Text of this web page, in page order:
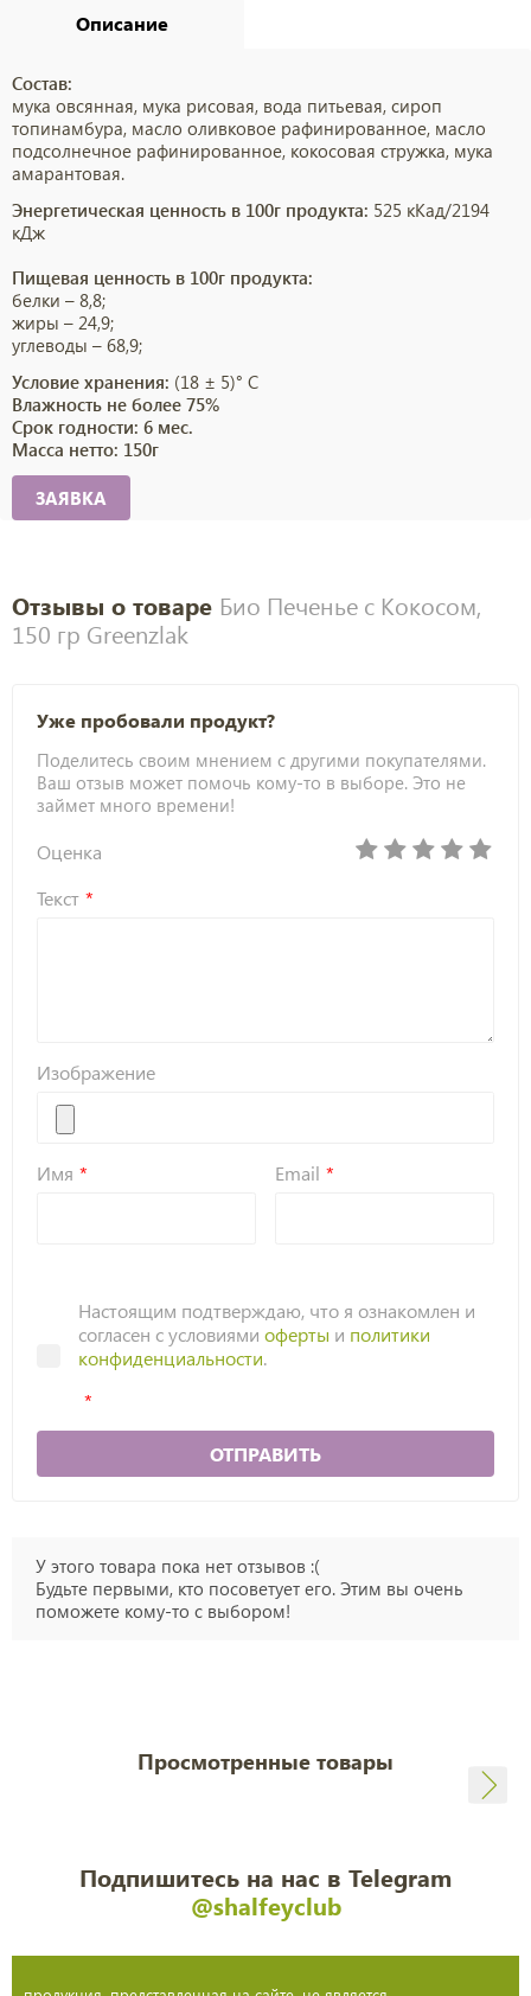
Описание
Состав:
мука овсянная, мука рисовая, вода питьевая, сироп
топинамбура, масло оливковое рафинированное, масло
подсолнечное рафинированное, кокосовая стружка, мука
амарантовая.
Энергетическая ценность в 100г продукта: 525 кКад/2194
кДж
Пищевая ценность в 100г продукта:
белки – 8,8;
жиры – 24,9;
углеводы – 68,9;
Условие хранения: (18 ± 5)° C
Влажность не более 75%
Срок годности: 6 мес.
Масса нетто: 150г
ЗАЯВКА
Отзывы о товаре Био Печенье с Кокосом,
150 гр Greenzlak
Уже пробовали продукт?
Поделитесь своим мнением с другими покупателями.
Ваш отзыв может помочь кому-то в выборе. Это не
займет много времени!
Оценка
Текст
Изображение
Имя Email
Настоящим подтверждаю, что я ознакомлен и
согласен с условиями оферты и политики
конфиденциальности.
ОТПРАВИТЬ
У этого товара пока нет отзывов :(
Будьте первыми, кто посоветует его. Этим вы очень
поможете кому-то с выбором!
Просмотренные товары
Подпишитесь на нас в Telegram
@shalfeyclub